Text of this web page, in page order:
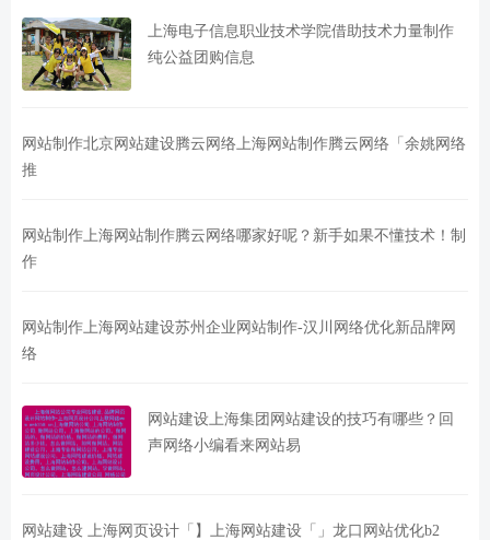
上海电子信息职业技术学院借助技术力量制作
纯公益团购信息
网站制作北京网站建设腾云网络上海网站制作腾云网络「余姚网络
推
网站制作上海网站制作腾云网络哪家好呢？新手如果不懂技术！制
作
网站制作上海网站建设苏州企业网站制作-汉川网络优化新品牌网
络
网站建设上海集团网站建设的技巧有哪些？回
声网络小编看来网站易
网站建设 上海网页设计「】上海网站建设「」龙口网站优化b2